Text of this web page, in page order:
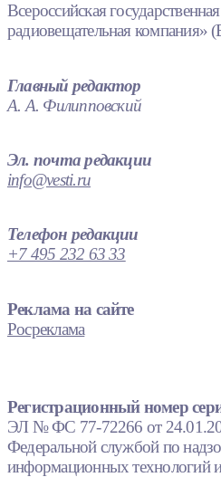
Всероссийская
радиовещательная компания»
Главный редактор
А. А. Филипповский
Эл. почта редакции
info@vesti.ru
Телефон редакции
+7 495 232 63 33
Реклама на сайте
Росреклама
Регистрационный номер
ЭЛ № ФС 77-72266 от
Федеральной службой по
информационных технологий